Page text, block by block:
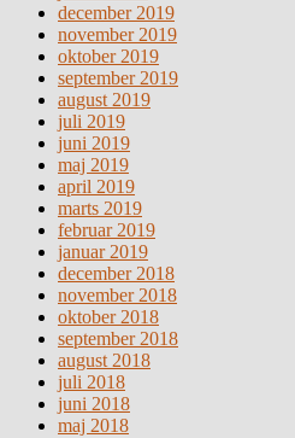
december 2019
november 2019
oktober 2019
september 2019
august 2019
juli 2019
juni 2019
maj 2019
april 2019
marts 2019
februar 2019
januar 2019
december 2018
november 2018
oktober 2018
september 2018
august 2018
juli 2018
juni 2018
maj 2018